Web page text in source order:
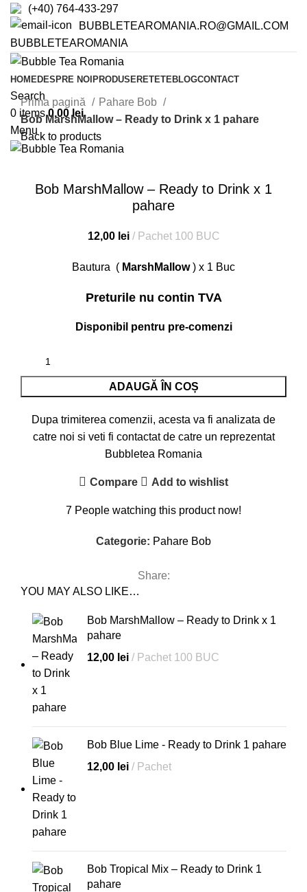
(+40) 764-433-297
BUBBLETEAROMANIA.RO@GMAIL.COM
BUBBLETEAROMANIA
HOMEDESPRE NOI PRODUSERETETEBLOGCONTACT
Search
0 items 0,00lei
Menu
Prima pagină
Pahare Bob
Bob MarshMallow – Ready to Drink x 1 pahare
Back to products
Bob MarshMallow – Ready to Drink x 1
pahare
12,00 lei Pachet 100 BUC
Bautura ( MarshMallow) x 1 Buc
Preturile nu contin TVA
Disponibil pentru pre-comenzi
ADAUGĂ ÎN COȘ
Dupa trimiterea comenzii, acesta va fi analizata de
catre noi si veti fi contactat de catre un reprezentat
Bubbletea Romania
Compare Add to wishlist
7 People watching this product now!
Categorie: Pahare Bob
Share:
YOU MAY ALSO LIKE…
Bob MarshMallow – Ready to Drink x 1
pahare
12,00 lei Pachet 100 BUC
Bob Blue Lime - Ready to Drink 1 pahare
12,00 lei Pachet
Bob Tropical Mix – Ready to Drink 1
pahare